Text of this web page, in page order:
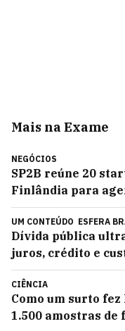
Mais na Exame
NEGÓCIOS
SP2B reúne 20
Finlândia para
UM CONTEÚDO ESFERA
Dívida pública
juros, crédito e
CIÊNCIA
Como um surto
1.500 amostras de